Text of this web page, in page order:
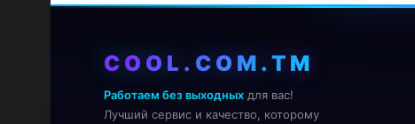
COOL.COM.TM
Работаем без выходных для вас!
Лучший сервис и качество, которому